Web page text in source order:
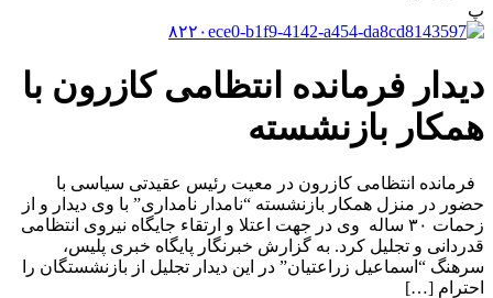
پ
دیدار فرمانده انتظامی کازرون با
همکار بازنشسته
فرمانده انتظامی کازرون در معیت رئیس عقیدتی سیاسی با
حضور در منزل همکار بازنشسته “نامدار نامداری” با وی دیدار و از
زحمات ۳۰ ساله وی در جهت اعتلا و ارتقاء جایگاه نیروی انتظامی
قدردانی و تجلیل کرد. به گزارش خبرنگار پایگاه خبری پلیس،
سرهنگ “اسماعیل زراعتیان” در این دیدار تجلیل از بازنشستگان را
احترام […]